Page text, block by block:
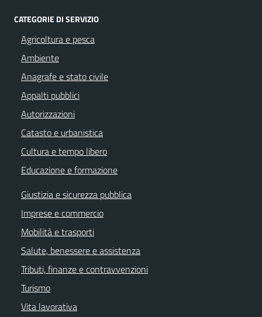
CATEGORIE DI SERVIZIO
Agricoltura e pesca
Ambiente
Anagrafe e stato civile
Appalti pubblici
Autorizzazioni
Catasto e urbanistica
Cultura e tempo libero
Educazione e formazione
Giustizia e sicurezza pubblica
Imprese e commercio
Mobilità e trasporti
Salute, benessere e assistenza
Tributi, finanze e contravvenzioni
Turismo
Vita lavorativa